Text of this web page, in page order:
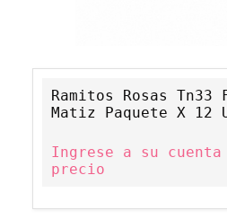
Ramitos Rosas Tn33
Matiz Paquete X 12
Ingrese a su
precio